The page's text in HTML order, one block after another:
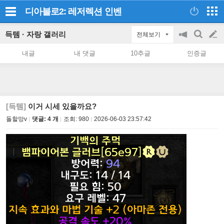
디아블로2: 레저렉션 인벤
득템 · 자랑 갤러리 전체보기
공
on/off
검
색
글
쓰
내글 내 댓글 10추글 인증글
[득템] 이거 시세 있을까요?
돌할망v 댓글: 4 개 조회: 980 2026-06-03 23:57:42